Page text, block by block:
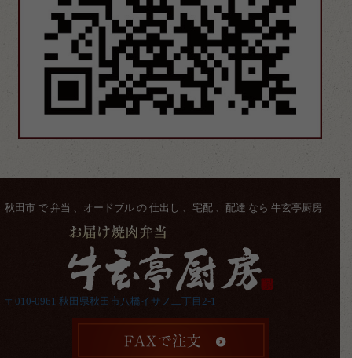
秋田市 で 弁当 、オードブル の 仕出し 、宅配 、配達 なら 牛玄亭厨房
〒010-0961 秋田県秋田市八橋イサノ二丁目2-1